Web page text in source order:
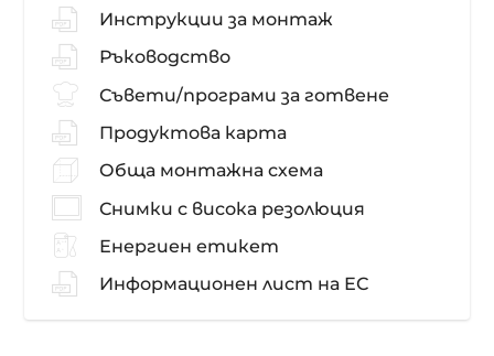
Инструкции за монтаж
Ръководство
Съвети/програми за готвене
Продуктова карта
Обща монтажна схема
Снимки с висока резолюция
Енергиен етикет
Информационен лист на ЕС